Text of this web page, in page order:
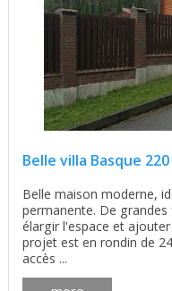
Belle villa Basque 220
Belle maison moderne,
permanente. De
élargir l'espace et
projet est en rondin de
accès ...